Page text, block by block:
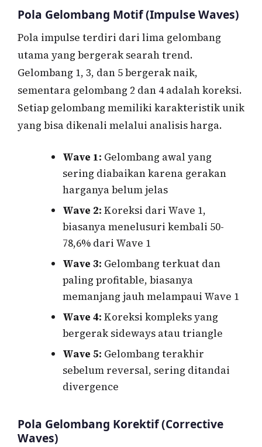
Pola Gelombang Motif (Impulse Waves)
Pola impulse terdiri dari lima gelombang
utama yang bergerak searah trend.
Gelombang 1, 3, dan 5 bergerak naik,
sementara gelombang 2 dan 4 adalah koreksi.
Setiap gelombang memiliki karakteristik unik
yang bisa dikenali melalui analisis harga.
Wave 1: Gelombang awal yang
sering diabaikan karena gerakan
harganya belum jelas
Wave 2: Koreksi dari Wave 1,
biasanya menelusuri kembali 50-
78,6% dari Wave 1
Wave 3: Gelombang terkuat dan
paling profitable, biasanya
memanjang jauh melampaui Wave 1
Wave 4: Koreksi kompleks yang
bergerak sideways atau triangle
Wave 5: Gelombang terakhir
sebelum reversal, sering ditandai
divergence
Pola Gelombang Korektif (Corrective
Waves)